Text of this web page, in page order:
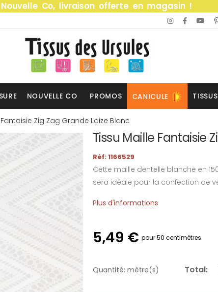
Nouvelle Co, livraison offerte en magasin !
NOUVELLE CO PROMOS CANICULE
Zig Zag Grande Laize Blanc
Tissu Maille Fantaisie
Réf: 1166529
Cette maille dentelle blanche en
sera idéale pour la confection de
Plus d'informations
5,49 € pour 50 centimètres
Quantité: mètre(s) Total: